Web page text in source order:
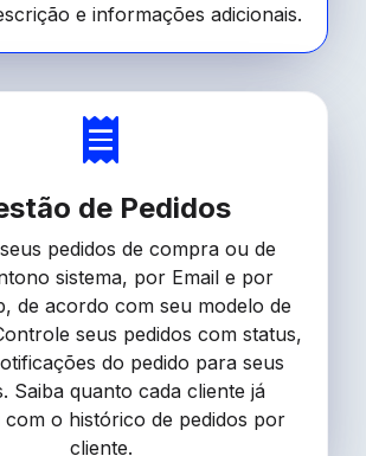
e informações adicionais.
de Pedidos
pedidos de compra ou de
sistema, por Email e por
de acordo com seu modelo de
seus pedidos com status,
do pedido para seus
Saiba quanto cada cliente já
o histórico de pedidos por
cliente.